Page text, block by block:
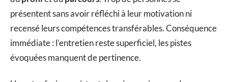
présentent sans avoir réfléchi à leur motivation ni
recensé leurs compétences transférables. Conséquence
immédiate : l’entretien reste superficiel, les pistes
évoquées manquent de pertinence.